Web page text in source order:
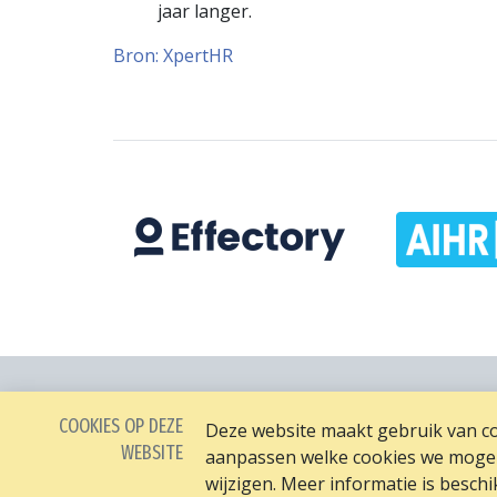
jaar langer.
Bron: XpertHR
COOKIES OP DEZE
WEBSITE
Deze website maakt gebruik van
aanpassen welke cookies we
wijzigen. Meer informatie is